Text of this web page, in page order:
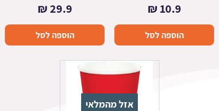
10.9
₪
הוספה לסל
29.9
₪
הוספה לסל
אזל מהמלאי